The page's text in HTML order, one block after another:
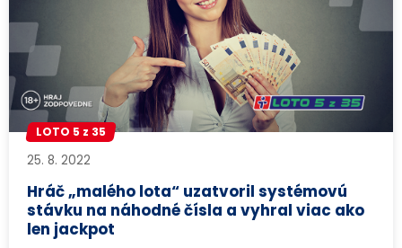
LOTO 5 z 35
25. 8. 2022
Hráč „malého lota“ uzatvoril systémovú
stávku na náhodné čísla a vyhral viac ako
len jackpot